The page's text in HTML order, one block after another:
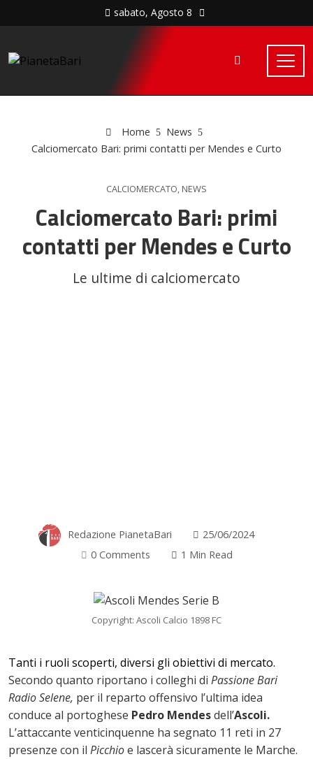
sabato, Agosto 8
Home
News
Calciomercato Bari: primi contatti per Mendes e Curto
CALCIOMERCATO, NEWS
Calciomercato Bari: primi
contatti per Mendes e Curto
Le ultime di calciomercato
Redazione PianetaBari
25/06/2024
0 Comments
1 Min Read
Copyright: Ascoli Calcio 1898 FC
Tanti i ruoli scoperti, diversi gli obiettivi di mercato.
Secondo quanto riportano i colleghi di Passione Bari
Radio Selene, per il reparto offensivo l’ultima idea
conduce al portoghese Pedro Mendesdell’Ascoli.
L’attaccante venticinquenne ha segnato 11 reti in 27
presenze con il Picchioe lascerà sicuramente le Marche.